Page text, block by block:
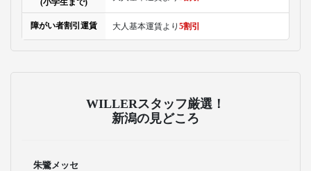
(小学生まで)
障がい者割引運賃 大人基本運賃より 5割引
WILLERスタッフ厳選！
新潟の見どころ
朱鷺メッセ